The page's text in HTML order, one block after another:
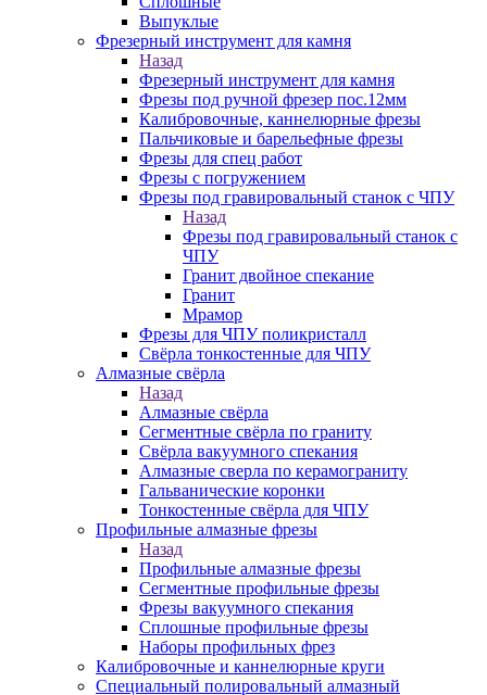
Выпуклые
Фрезерный инструмент для камня
Назад
Фрезерный инструмент для камня
Фрезы под ручной фрезер пос.12мм
Калибровочные, каннелюрные фрезы
Пальчиковые и барельефные фрезы
Фрезы для спец работ
Фрезы с погружением
Фрезы под гравировальный станок с ЧПУ
Назад
Фрезы под гравировальный станок с
ЧПУ
Гранит двойное спекание
Гранит
Мрамор
Фрезы для ЧПУ поликристалл
Свёрла тонкостенные для ЧПУ
Алмазные свёрла
Назад
Алмазные свёрла
Сегментные свёрла по граниту
Свёрла вакуумного спекания
Алмазные сверла по керамограниту
Гальванические коронки
Тонкостенные свёрла для ЧПУ
Профильные алмазные фрезы
Назад
Профильные алмазные фрезы
Сегментные профильные фрезы
Фрезы вакуумного спекания
Сплошные профильные фрезы
Наборы профильных фрез
Калибровочные и каннелюрные круги
Специальный полировальный алмазный